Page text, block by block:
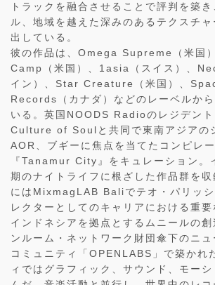
トラックを融合させることで評判を築
ル、地域を越えた深みのあるテクスチ
出している。
彼の作品は、Omega Supreme（米国
Camp（米国）、1asia（スイス）、
イン）、Star Creature（米国）、
Records（カナダ）などのレーベルか
いる。英国NOODS Radioのレジデント
Culture of Soulと共同で東南アジアの
AOR、ブギーに焦点を当てたコンピレ
『Tanamur City』をキュレーション。
期のナイトライフに根ざした作品群を
にはMixmagLAB Baliでテオ・パリッシ
レクターとしてのキャリアにおける重要
インドネシアを拠点とするムニールの
ンルーム・ネットワーク財団傘下のニュ
コミュニティ「OPENLABS」で築かれ
ィではグラフィック、サウンド、モー